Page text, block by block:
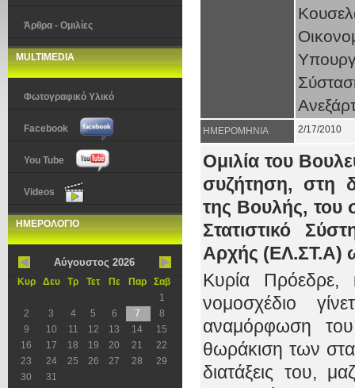
Άρθρα - Ομιλίες
MULTIMEDIA
Φωτογραφικό Υλικό
Facebook
You Tube
Videos
ΗΜΕΡΟΛΟΓΙΟ
Αύγουστος 2026
Κυρ Δευ Τρ Τετ Πε Παρ
Σαβ
1
2
3 4 5 6 7
8
9
10 11 12 13 14
15
16
17 18 19 20 21
22
23
24 25 26 27 28
29
30
31
ΗΜΕΡΟΜΗΝΙΑ 2/17/2010
Ομιλία του
συζήτηση, στη
της Βουλής, του
Στατιστικό
Αρχής (ΕΛ.ΣΤ.Α)
Κυρία Πρόεδρε,
νομοσχέδιο
αναμόρφωση του
θωράκιση των
διατάξεις του,